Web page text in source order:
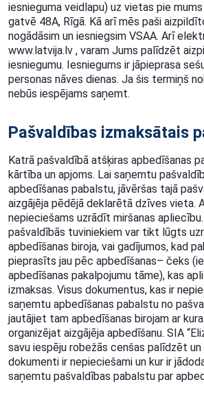
iesnieguma veidlapu) uz vietas pie
gatvē 48A, Rīgā. Kā arī mēs paši
nogādāsim un iesniegsim VSAA. Arī
www.latvija.lv , varam Jums palīdzēt
iesniegumu. Iesniegums ir jāpieprasa
personas nāves dienas. Ja šis termiņš
nebūs iespējams saņemt.
Pašvaldības izmaksātais
Katrā pašvaldībā atšķiras apbedīšanas
kārtība un apjoms. Lai saņemtu
apbedīšanas pabalstu, jāvēršas tajā
aizgājēja pēdējā deklarētā dzīves vieta.
nepieciešams uzrādīt miršanas
pašvaldībās tuviniekiem var tikt lūgts
apbedīšanas biroja, vai gadījumos, kad
pieprasīts jau pēc apbedīšanas– čeks
apbedīšanas pakalpojumu tāme), kas
izmaksas. Visus dokumentus, kas ir
saņemtu apbedīšanas pabalstu no
jautājiet tam apbedīšanas birojam ar
organizējat aizgājēja apbedīšanu. SIA
savu iespēju robežās cenšas palīdzēt
dokumenti ir nepieciešami un kur ir
saņemtu pašvaldības pabalstu par